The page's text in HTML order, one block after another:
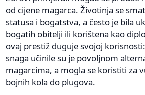
od cijene magarca. Životinja se
statusa i bogatstva, a često je bila
bogatih obitelji ili korištena kao
ovaj prestiž duguje svojoj
snaga učinile su je povoljnom
magarcima, a mogla se koristiti za
bojnih kola do plugova.